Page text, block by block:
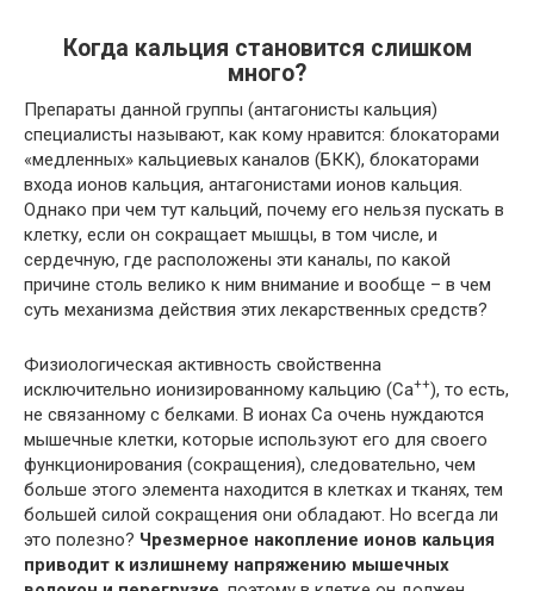
Когда кальция становится слишком
много?
Препараты данной группы (антагонисты кальция)
специалисты называют, как кому нравится: блокаторами
«медленных» кальциевых каналов (БКК), блокаторами
входа ионов кальция, антагонистами ионов кальция.
Однако при чем тут кальций, почему его нельзя пускать в
клетку, если он сокращает мышцы, в том числе, и
сердечную, где расположены эти каналы, по какой
причине столь велико к ним внимание и вообще – в чем
суть механизма действия этих лекарственных средств?
Физиологическая активность свойственна
исключительно ионизированному кальцию (Са++), то есть,
не связанному с белками. В ионах Са очень нуждаются
мышечные клетки, которые используют его для своего
функционирования (сокращения), следовательно, чем
больше этого элемента находится в клетках и тканях, тем
большей силой сокращения они обладают. Но всегда ли
это полезно? Чрезмерное накопление ионов кальция
приводит к излишнему напряжению мышечных